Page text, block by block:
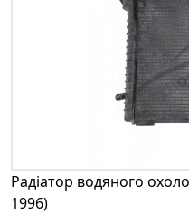
Радіатор водяного
1996)